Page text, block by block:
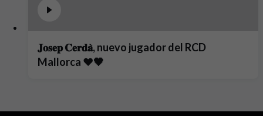
𝐉𝐨𝐬𝐞𝐩 𝐂𝐞𝐫𝐝𝐚̀, nuevo jugador del RCD
Mallorca ❤️🖤